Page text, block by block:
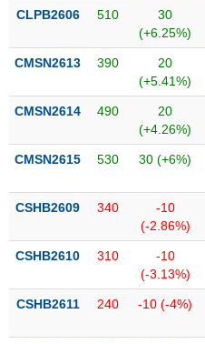
CLPB2606 510
30
(+6.25%)
CMSN2613 390
20
(+5.41%)
CMSN2614 490
20
(+4.26%)
CMSN2615 530 30 (+6%)
CSHB2609 340
-10
(-2.86%)
CSHB2610 310
-10
(-3.13%)
CSHB2611 240 -10 (-4%)
ĐỘNG
SẢN
Mã
khoán
(-)
Tất cả Cổ phiếu Chỉ
Lãnh
đạo
Tất cả Người nội bộ